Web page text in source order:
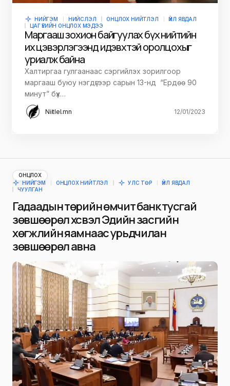
НИЙГЭМ НИЙСЛЭЛ ОНЦЛОХ НИЙТЛЭЛ
ҮЙЛ ЯВДАЛ
ЦАГ ҮЕИЙН ОНЦЛОХ МЭДЭЭ
Маргааш зохион байгуулах бүх нийтийн
их цэвэрлэгээнд идэвхтэй оролцохыг
уриалж байна
Халтиргаа гулгаанаас сэргийлэх зорилгоор
маргааш буюу нэгдүгээр сарын 13-нд “Ердөө 90
минут” бүх…
Niitlel.mn 12/01/2023
ОНЦЛОХ
НИЙГЭМ
ОНЦЛОХ НИЙТЛЭЛ УЛС ТӨР
ҮЙЛ ЯВДАЛ
ЧУУЛГАН
Гадаадын төрийн өмчит банк тусгай
зөвшөөрөл хүсвэл Эдийн засгийн
хөгжлийн яамнаас урьдчилан
зөвшөөрөл авна